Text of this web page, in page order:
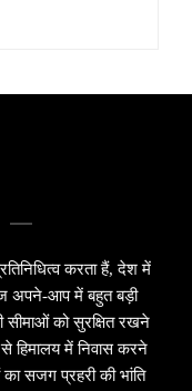
करता हैं, देश में
अपने-आप में बहुत बड़ी
सीमाओं को सुरक्षित रखने
हिमालय में निवास करने
सजग प्रहरी की भांति